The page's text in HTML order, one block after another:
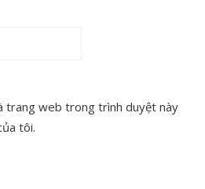
trang web trong trình duyệt này
tôi.